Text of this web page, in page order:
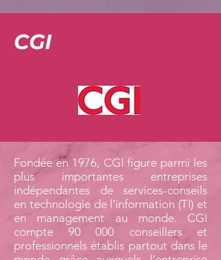
CGI
Fondée en 1976, CGI figure parmi les
plus importantes entreprises
indépendantes de services-conseils
en technologie de l’information (TI) et
en management au monde. CGI
compte 90 000 conseillers et
professionnels établis partout dans le